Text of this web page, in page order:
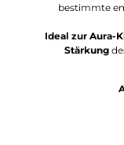
bestimmte
Ideal zur Aura-
Stärkung